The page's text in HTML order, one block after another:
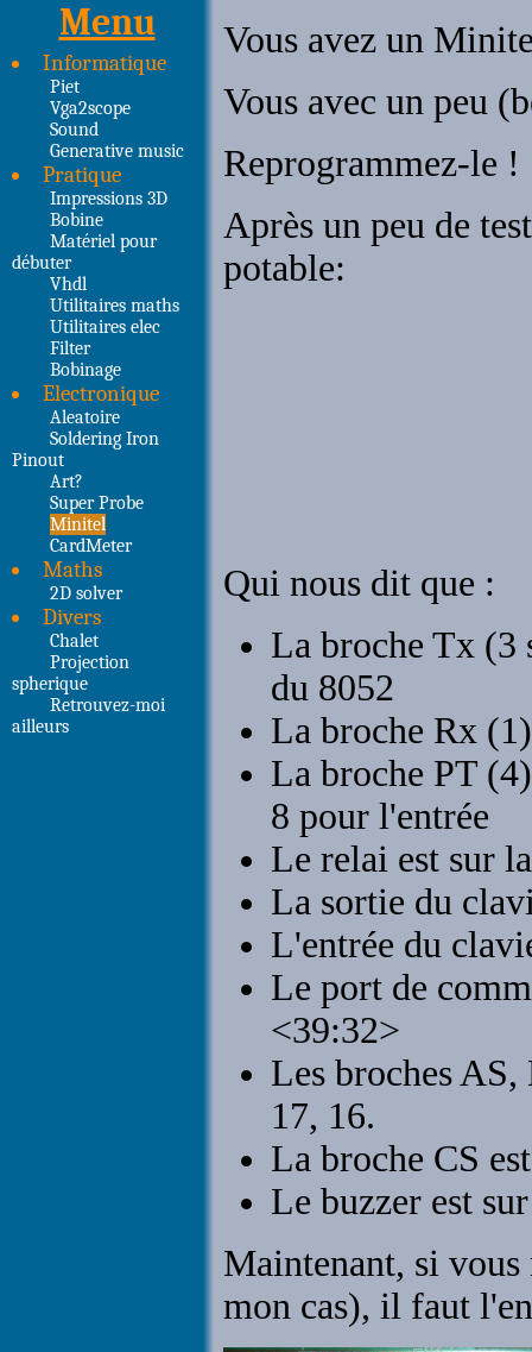
Menu
Informatique
Piet
Vga2scope
Sound
Generative music
Pratique
Impressions 3D
Bobine
Matériel pour
débuter
Vhdl
Utilitaires maths
Utilitaires elec
Filter
Bobinage
Electronique
Aleatoire
Soldering Iron
Pinout
Art?
Super Probe
Minitel
CardMeter
Maths
2D solver
Divers
Chalet
Projection
spherique
Retrouvez-moi
ailleurs